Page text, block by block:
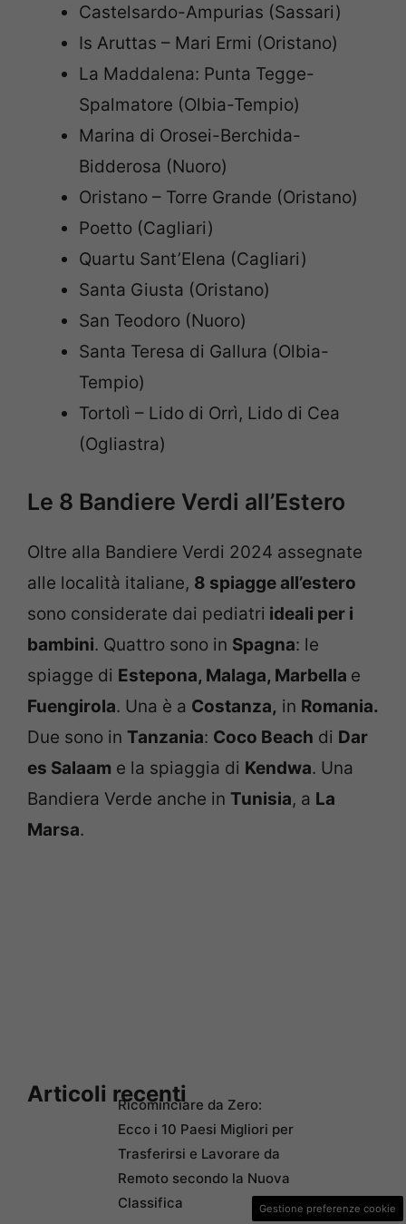
Castelsardo-Ampurias (Sassari)
Is Aruttas – Mari Ermi (Oristano)
La Maddalena: Punta Tegge-
Spalmatore (Olbia-Tempio)
Marina di Orosei-Berchida-
Bidderosa (Nuoro)
Oristano – Torre Grande (Oristano)
Poetto (Cagliari)
Quartu Sant’Elena (Cagliari)
Santa Giusta (Oristano)
San Teodoro (Nuoro)
Santa Teresa di Gallura (Olbia-
Tempio)
Tortolì – Lido di Orrì, Lido di Cea
(Ogliastra)
Le 8 Bandiere Verdi all’Estero
Oltre alla Bandiere Verdi 2024 assegnate
alle località italiane, 8 spiagge all’estero
sono considerate dai pediatri ideali per i
bambini. Quattro sono in Spagna: le
spiagge di Estepona, Malaga, Marbella e
Fuengirola. Una è a Costanza, in Romania.
Due sono in Tanzania: Coco Beach di Dar
es Salaam e la spiaggia di Kendwa. Una
Bandiera Verde anche in Tunisia, a La
Marsa.
Articoli recentiRicominciare da Zero:
Ecco i 10 Paesi Migliori per
Trasferirsi e Lavorare da
Remoto secondo la Nuova
Classifica
Gestione preferenze cookie